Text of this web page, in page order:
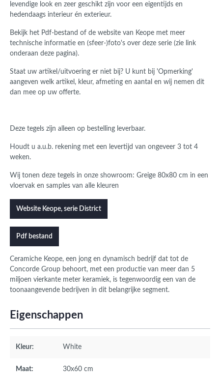
levendige look en zeer geschikt zijn voor een eigentijds en
hedendaags interieur én exterieur.
Bekijk het Pdf-bestand of de website van Keope met meer
technische informatie en (sfeer-)foto's over deze serie (zie link
onderaan deze pagina).
Staat uw artikel/uitvoering er niet bij? U kunt bij 'Opmerking'
aangeven welk artikel, kleur, afmeting en aantal en wij nemen dit
dan mee op uw offerte.
Deze tegels zijn alleen op bestelling leverbaar.
Houdt u a.u.b. rekening met een levertijd van ongeveer 3 tot 4
weken.
Wij tonen deze tegels in onze showroom: Greige 80x80 cm in een
vloervak en samples van alle kleuren
Website Keope, serie District
Pdf bestand
Ceramiche Keope, een jong en dynamisch bedrijf dat tot de
Concorde Group behoort, met een productie van meer dan 5
miljoen vierkante meter keramiek, is tegenwoordig een van de
toonaangevende bedrijven in dit belangrijke segment.
Eigenschappen
Kleur: White
Maat: 30x60 cm